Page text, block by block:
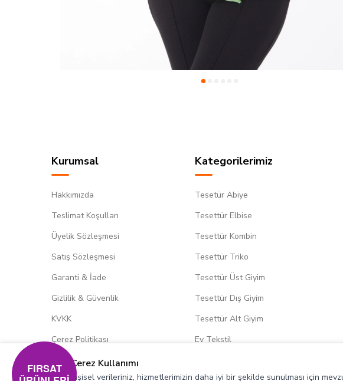
Kurumsal
Hakkımızda
Teslimat Koşulları
Üyelik Sözleşmesi
Satış Sözleşmesi
Garanti & İade
Gizlilik & Güvenlik
KVKK
Çerez Politikası
Kategorilerimiz
Tesetür Abiye
Tesettür Elbise
Tesettür Kombin
Tesettür Triko
Tesettür Üst Giyim
Tesettür Dış Giyim
Tesettür Alt Giyim
Ev Tekstil
Çerez Kullanımı
Kişisel verileriniz, hizmetlerimizin daha iyi bir şekilde sunulması için
FIRSAT